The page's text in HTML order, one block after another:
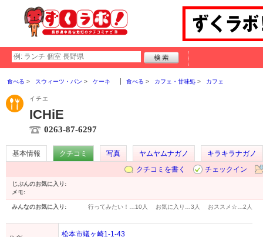
食べる スウィーツ・パン ケーキ 食べる カフェ・甘味処 カフェ
イチエ
ICHiE
0263-87-6297
基本情報 クチコミ 写真 ヤムヤムナガノ
キラキラナガノ
クチコミを書く
チェックイン
じぶんのお気に入り:
メモ:
みんなのお気に入り: 行ってみたい！… 10人 お気に入り… 3人 おススメ☆… 2人
松本市蟻ヶ崎1-1-43